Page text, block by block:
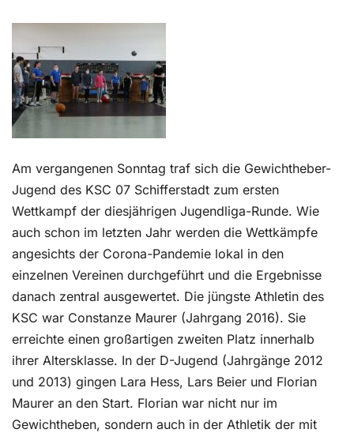
Am vergangenen Sonntag traf sich die Gewichtheber-
Jugend des KSC 07 Schifferstadt zum ersten
Wettkampf der diesjährigen Jugendliga-Runde. Wie
auch schon im letzten Jahr werden die Wettkämpfe
angesichts der Corona-Pandemie lokal in den
einzelnen Vereinen durchgeführt und die Ergebnisse
danach zentral ausgewertet. Die jüngste Athletin des
KSC war Constanze Maurer (Jahrgang 2016). Sie
erreichte einen großartigen zweiten Platz innerhalb
ihrer Altersklasse. In der D-Jugend (Jahrgänge 2012
und 2013) gingen Lara Hess, Lars Beier und Florian
Maurer an den Start. Florian war nicht nur im
Gewichtheben, sondern auch in der Athletik der mit